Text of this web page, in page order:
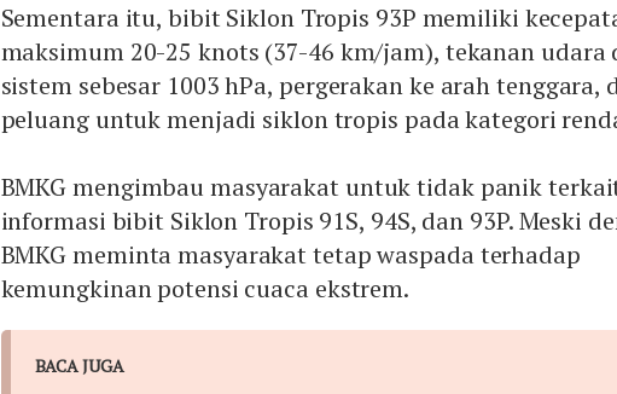
Sementara itu, bibit Siklon Tropis 93P memiliki
maksimum 20-25 knots (37-46 km/jam), tekanan udara
sistem sebesar 1003 hPa, pergerakan ke arah tenggara,
peluang untuk menjadi siklon tropis pada kategori
BMKG mengimbau masyarakat untuk tidak panik
informasi bibit Siklon Tropis 91S, 94S, dan 93P. Meski
BMKG meminta masyarakat tetap waspada terhadap
kemungkinan potensi cuaca ekstrem.
BACA JUGA